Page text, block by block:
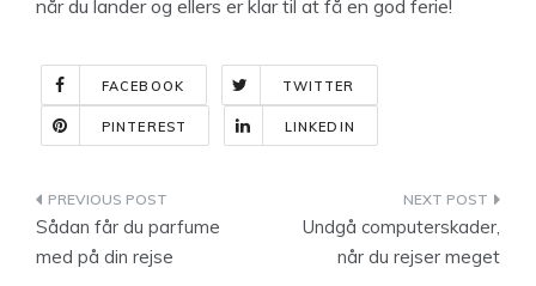
når du lander og ellers er klar til at få en god ferie!
FACEBOOK TWITTER
PINTEREST LINKEDIN
Indlægsnavigation
Sådan får du parfume
med på din rejse
Undgå computerskader,
når du rejser meget